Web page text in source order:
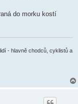
do morku kostí
- hlavně chodců, cyklistů a